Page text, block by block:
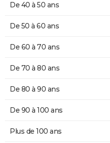
De 40 à 50 ans
De 50 à 60 ans
De 60 à 70 ans
De 70 à 80 ans
De 80 à 90 ans
De 90 à 100 ans
Plus de 100 ans